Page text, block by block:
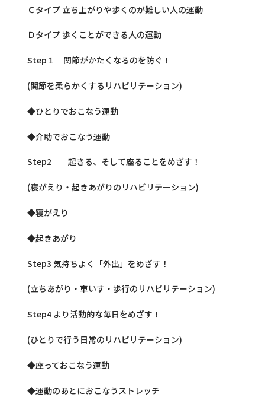
Ｃタイプ 立ち上がりや歩くのが難しい人の運動
Ｄタイプ 歩くことができる人の運動
Step１ 関節がかたくなるのを防ぐ！
(関節を柔らかくするリハビリテーション)
◆ひとりでおこなう運動
◆介助でおこなう運動
Step2 起きる、そして座ることをめざす！
(寝がえり・起きあがりのリハビリテーション)
◆寝がえり
◆起きあがり
Step3 気持ちよく「外出」をめざす！
(立ちあがり・車いす・歩行のリハビリテーション)
Step4 より活動的な毎日をめざす！
(ひとりで行う日常のリハビリテーション)
◆座っておこなう運動
◆運動のあとにおこなうストレッチ